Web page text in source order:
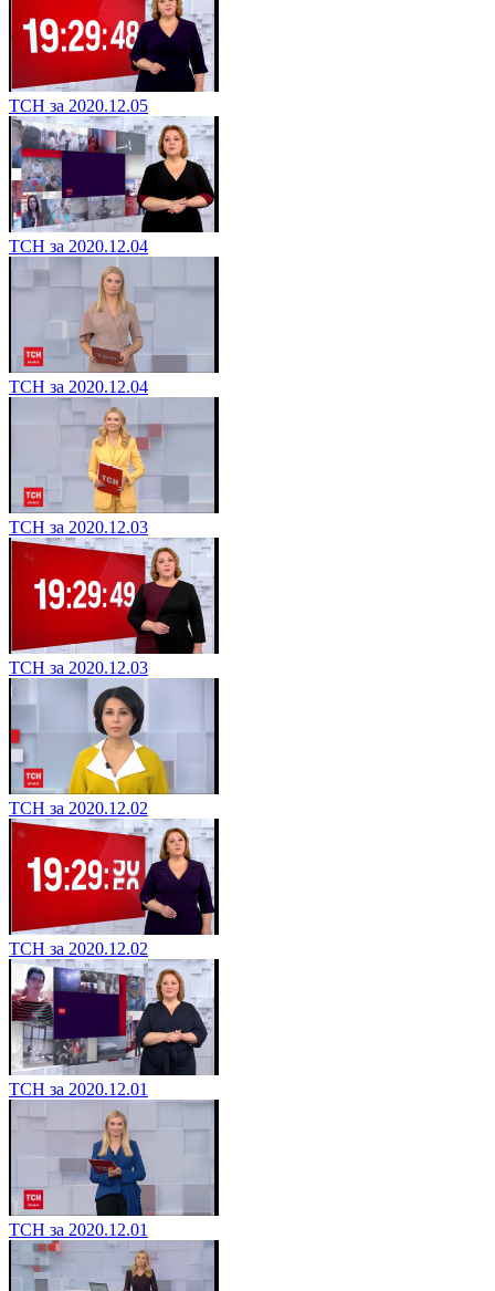
ТСН за 2020.12.05
ТСН за 2020.12.04
ТСН за 2020.12.04
ТСН за 2020.12.03
ТСН за 2020.12.03
ТСН за 2020.12.02
ТСН за 2020.12.02
ТСН за 2020.12.01
ТСН за 2020.12.01